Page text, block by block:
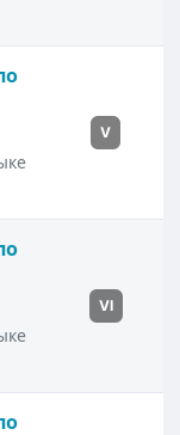
V
VI